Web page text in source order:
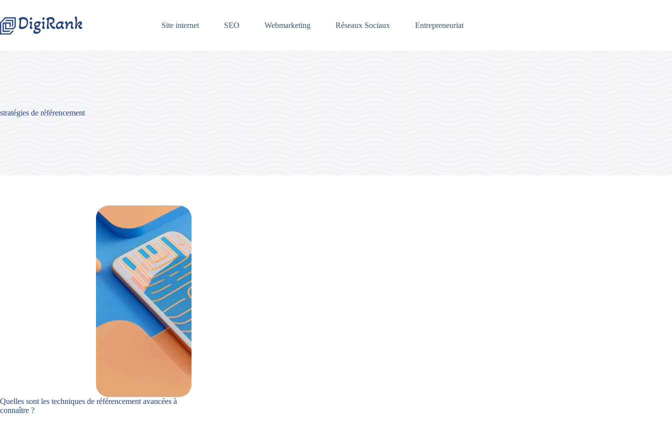
contenu
Site internet SEO Webmarketing Réseaux Sociaux Entrepreneuriat
stratégies de référencement
Quelles sont les techniques de référencement avancées à
connaître ?